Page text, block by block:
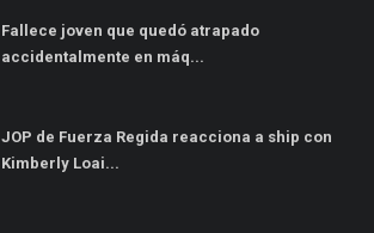
Fallece joven que quedó atrapado
accidentalmente en máq...
JOP de Fuerza Regida reacciona a ship con
Kimberly Loai...